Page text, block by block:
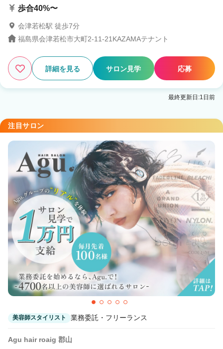
歩合40%〜
会津若松駅 徒歩7分
福島県会津若松市大町2-11-21KAZAMAテナント
詳細を見る サロン見学 応募
最終更新日:1日前
注目サロン
美容師スタイリスト 業務委託・フリーランス
Agu hair roaig 郡山